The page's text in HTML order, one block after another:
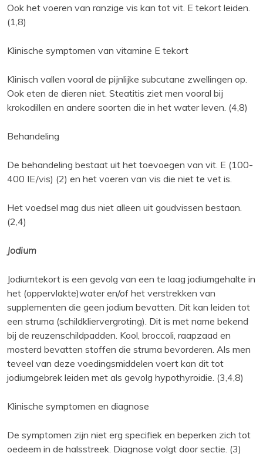
Ook het voeren van ranzige vis kan tot vit. E tekort leiden.
(1,8)
Klinische symptomen van vitamine E tekort
Klinisch vallen vooral de pijnlijke subcutane zwellingen op.
Ook eten de dieren niet. Steatitis ziet men vooral bij
krokodillen en andere soorten die in het water leven. (4,8)
Behandeling
De behandeling bestaat uit het toevoegen van vit. E (100-
400 IE/vis) (2) en het voeren van vis die niet te vet is.
Het voedsel mag dus niet alleen uit goudvissen bestaan.
(2,4)
Jodium
Jodiumtekort is een gevolg van een te laag jodiumgehalte in
het (oppervlakte)water en/of het verstrekken van
supplementen die geen jodium bevatten. Dit kan leiden tot
een struma (schildkliervergroting). Dit is met name bekend
bij de reuzenschildpadden. Kool, broccoli, raapzaad en
mosterd bevatten stoffen die struma bevorderen. Als men
teveel van deze voedingsmiddelen voert kan dit tot
jodiumgebrek leiden met als gevolg hypothyroidie. (3,4,8)
Klinische symptomen en diagnose
De symptomen zijn niet erg specifiek en beperken zich tot
oedeem in de halsstreek. Diagnose volgt door sectie. (3)